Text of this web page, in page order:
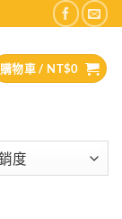
購物車 / NT$0